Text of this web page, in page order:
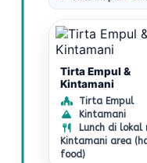
Tirta Empul &
Kintamani
Tirta Empul
Kintamani
Lunch di lokal
Kintamani area
food)